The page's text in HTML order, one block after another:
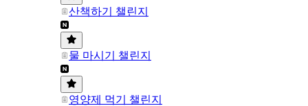
산책하기 챌린지
물 마시기 챌린지
영양제 먹기 챌린지